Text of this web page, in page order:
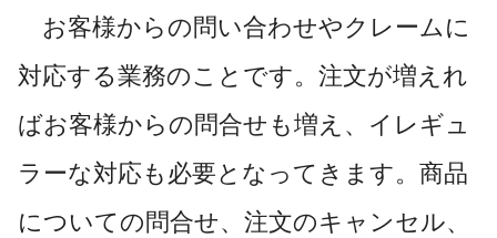
お客様からの問い合わせやクレームに
対応する業務のことです。注文が増えれ
ばお客様からの問合せも増え、イレギュ
ラーな対応も必要となってきます。商品
についての問合せ、注文のキャンセル、